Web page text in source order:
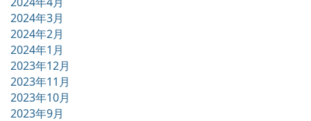
2024年3月
2024年2月
2024年1月
2023年12月
2023年11月
2023年10月
2023年9月